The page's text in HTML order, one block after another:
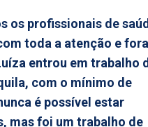
os profissionais de
toda a atenção e
entrou em trabalho
com o mínimo de
é possível estar
mas foi um trabalho de